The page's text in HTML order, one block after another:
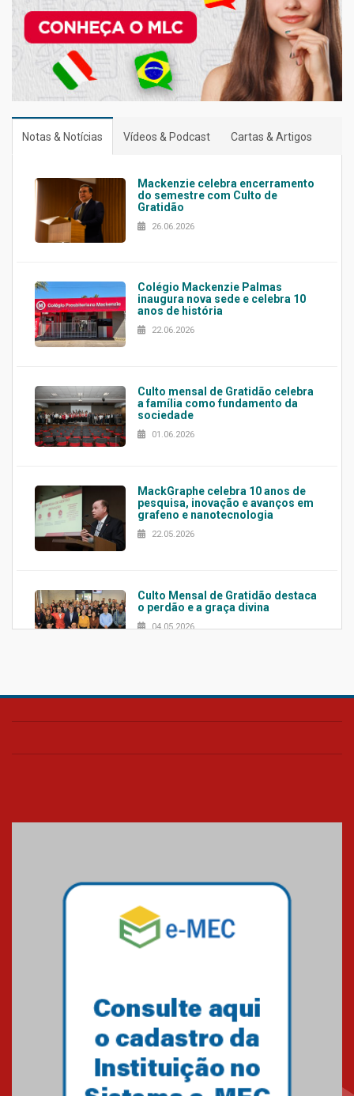
Notas & Notícias Vídeos & Podcast Cartas & Artigos
Mackenzie celebra encerramento
do semestre com Culto de
Gratidão
26.06.2026
Colégio Mackenzie Palmas
inaugura nova sede e celebra 10
anos de história
22.06.2026
Culto mensal de Gratidão celebra
a família como fundamento da
sociedade
01.06.2026
MackGraphe celebra 10 anos de
pesquisa, inovação e avanços em
grafeno e nanotecnologia
22.05.2026
Culto Mensal de Gratidão destaca
o perdão e a graça divina
04.05.2026
Confira como foi o culto mensal
Mackenzie mobiliza campanha
solidária para apoiar famílias em
Minas Gerais
Primeiro culto do ano ressalta o
27.02.2026